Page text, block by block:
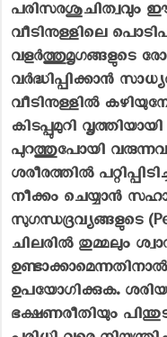
പരിസരശുചിത്വവും
വീടിനുള്ളിലെ
വളർത്തുമൃഗങ്ങളുടെ
വർദ്ധിപ്പിക്കാൻ
വീടിനുള്ളിൽ
കിടപ്പുമുറി
പുറത്തുപോയി
ശരീരത്തിൽ
നീക്കം ചെയ്യാൻ
സുഗന്ധദ്രവ്യങ്ങളുടെ
ചിലരിൽ തുമ്മലും
ഉപയോഗിക്കുക.
ഭക്ഷണരീതിയും